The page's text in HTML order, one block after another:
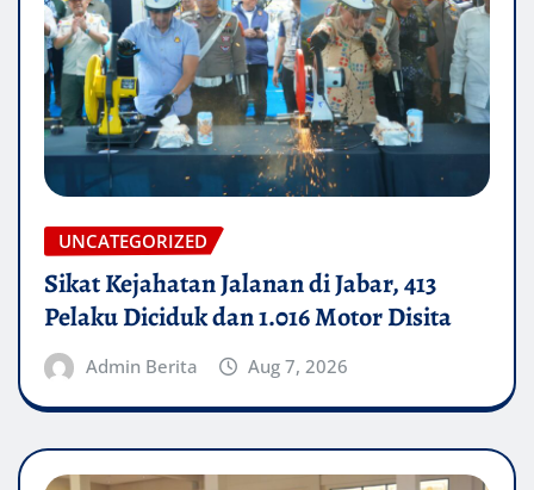
UNCATEGORIZED
Sikat Kejahatan Jalanan di Jabar, 413
Pelaku Diciduk dan 1.016 Motor Disita
Admin Berita Aug 7, 2026